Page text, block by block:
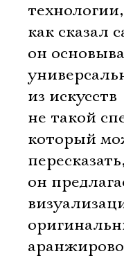
как сказал
он
из искусств
не такой
который
он